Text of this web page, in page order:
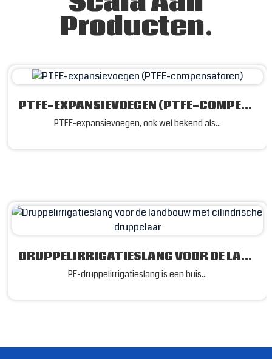
Producten.
PTFE-EXPANSIEVOEGEN (PTFE-COMPENSATOREN)
PTFE-expansievoegen, ook wel bekend als...
DRUPPELIRRIGATIESLANG VOOR DE LANDBOUW MET CILINDRISCHE DRUPPELAAR
PE-druppelirrigatieslang is een buis...